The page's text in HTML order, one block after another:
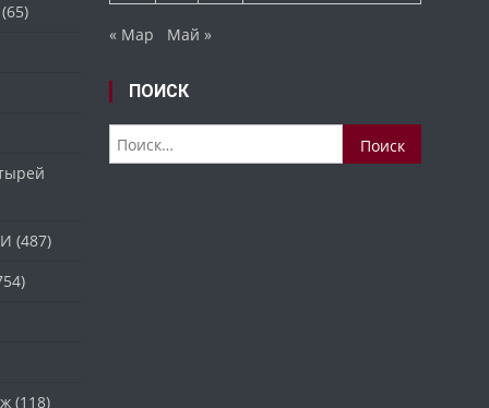
(487)
(118)
« Мар Май »
ПОИСК
Найти: